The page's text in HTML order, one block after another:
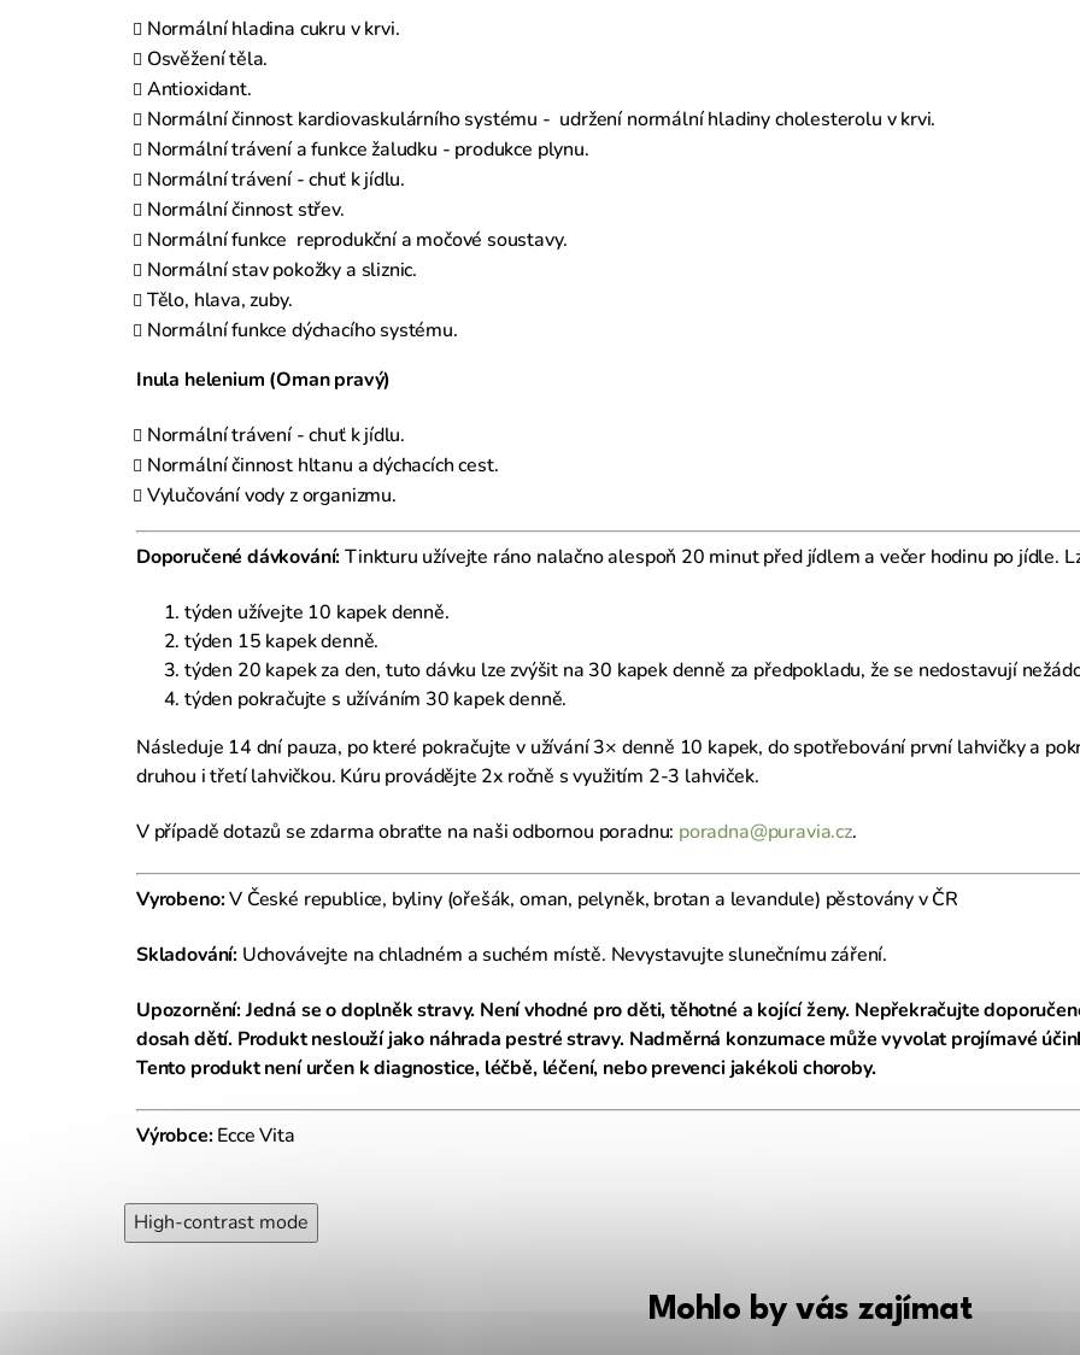
Normální hladina cukru v krvi.
Osvěžení těla.
Antioxidant.
Normální činnost kardiovaskulárního systému - udržení normální hladiny cholesterolu v krvi.
Normální trávení a funkce žaludku - produkce plynu.
Normální trávení - chuť k jídlu.
Normální činnost střev.
Normální funkce reprodukční a močové soustavy.
Normální stav pokožky a sliznic.
Tělo, hlava, zuby.
Normální funkce dýchacího systému.
Inula helenium (Oman pravý)
Normální trávení - chuť k jídlu.
Normální činnost hltanu a dýchacích cest.
Vylučování vody z organizmu.
Doporučené dávkování:Tinkturu užívejte ráno nalačno alespoň 20 minut před jídlem a večer hodinu po jídle.
týden užívejte 10 kapek denně.
týden 15 kapek denně.
týden 20 kapek za den, tuto dávku lze zvýšit na 30 kapek denně za předpokladu, že se nedostavují
týden pokračujte s užíváním 30 kapek denně.
Následuje 14 dní pauza, po které pokračujte v užívání 3× denně 10 kapek, do spotřebování první lahvičky a
druhou i třetí lahvičkou. Kúru provádějte 2x ročně s využitím 2-3 lahviček.
V případě dotazů se zdarma obraťte na naši odbornou poradnu: poradna@puravia.cz.
Vyrobeno:V České republice, byliny (ořešák, oman, pelyněk, brotan a levandule) pěstovány v ČR
Skladování: Uchovávejte na chladném a suchém místě. Nevystavujte slunečnímu záření.
Upozornění: Jedná se o doplněk stravy. Není vhodné pro děti, těhotné a kojící ženy. Nepřekračujte
dosah dětí. Produkt neslouží jako náhrada pestré stravy. Nadměrná konzumace může vyvolat projímavé
Tento produkt není určen k diagnostice, léčbě, léčení, nebo prevenci jakékoli choroby.
Výrobce:Ecce Vita
High-contrast mode
Mohlo by vás zajímat